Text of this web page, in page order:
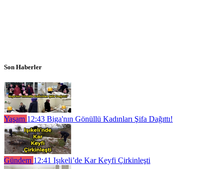
Son Haberler
Yaşam 12:43 Biga'nın Gönüllü Kadınları Şifa Dağıttı!
Gündem 12:41 Işıkeli’de Kar Keyfi Çirkinleşti